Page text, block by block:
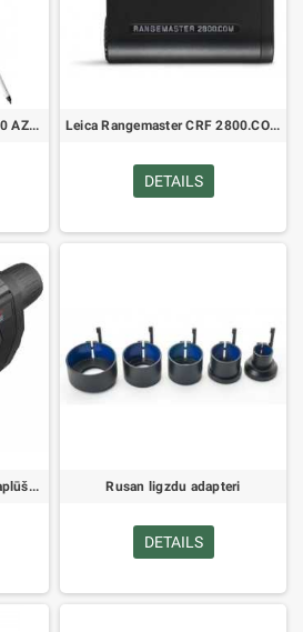
Sky-Watcher Synta R-90/900 AZ-3 (pazīstams arī kā BK 909AZ3) teleskops Leica Rangemaster CRF 2800.COM Bluetooth lāzera tālmērs ballistikas rīks 40506
DETAILS
AGM Fusion TM35-384 - saplūšanas attēlveidošanas monokulārs Rusan ligzdu adapteri
DETAILS